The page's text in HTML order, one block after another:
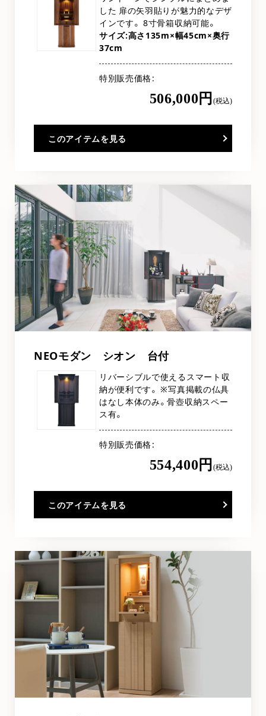
した 扉の矢羽貼りが魅力的なデザ
インです。 8寸骨箱収納可能。
サイズ:高さ135m×幅45cm×奥行
37cm
特別販売価格
506,000円(税込)
このアイテムを見る
NEOモダン シオン 台付
リバーシブルで使えるスマート収
納が便利です。 ※写真掲載の仏具
はなし本体のみ。骨壺収納スペー
ス有。
特別販売価格
554,400円(税込)
このアイテムを見る